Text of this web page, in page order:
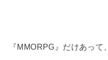
『MMORPG』だけあって、